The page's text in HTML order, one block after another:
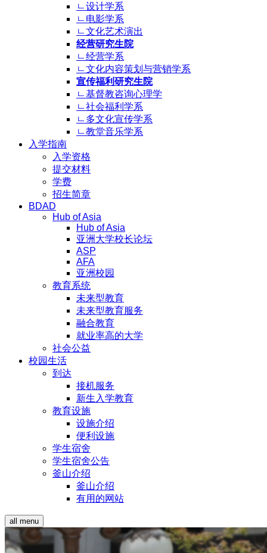
ㄴ设计学系
ㄴ电影学系
ㄴ文化艺术演出
经营研究生院
ㄴ经营学系
ㄴ文化内容策划与营销学系
宣传福利研究生院
ㄴ基督教咨询心理学
ㄴ社会福利学系
ㄴ多文化宣传学系
ㄴ教堂音乐学系
入学指南
入学资格
提交材料
学费
招生简章
BDAD
Hub of Asia
Hub of Asia
亚洲大学校长论坛
ASP
AFA
亚洲校园
教育系统
未来型教育
未来型教育服务
融合教育
就业率高的大学
社会公益
校园生活
到达
接机服务
新生入学教育
教育设施
设施介绍
便利设施
学生宿舍
学生宿舍公告
釜山介绍
釜山介绍
有用的网站
all menu